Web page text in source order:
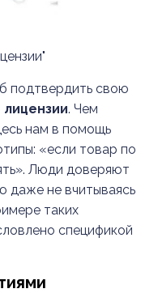
подтвердить свою
. Чем
нам в помощь
«если товар по
Люди доверяют
даже не вчитываясь
таких
спецификой